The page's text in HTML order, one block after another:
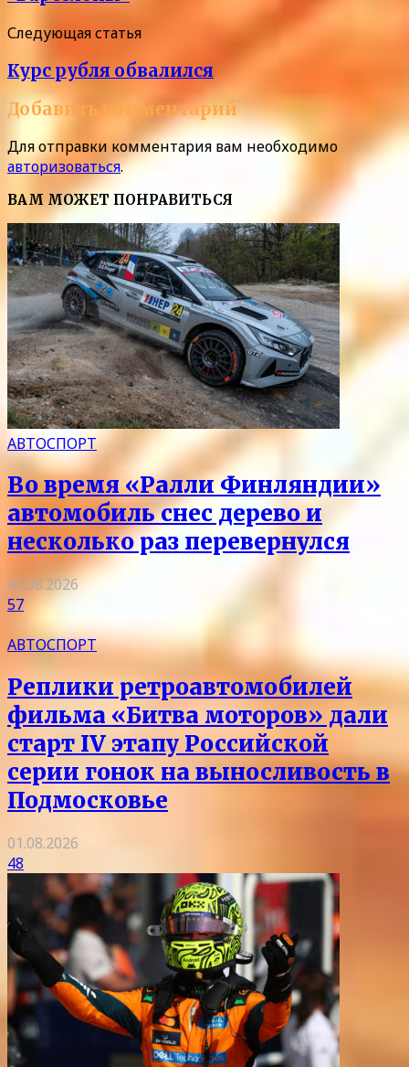
Следующая статья
Курс рубля обвалился
Добавить комментарий
Для отправки комментария вам необходимо
авторизоваться.
ВАМ МОЖЕТ ПОНРАВИТЬСЯ
АВТОСПОРТ
Во время «Ралли Финляндии»
автомобиль снес дерево и
несколько раз перевернулся
02.08.2026
57
АВТОСПОРТ
Реплики ретроавтомобилей
фильма «Битва моторов» дали
старт IV этапу Российской
серии гонок на выносливость в
Подмосковье
01.08.2026
48